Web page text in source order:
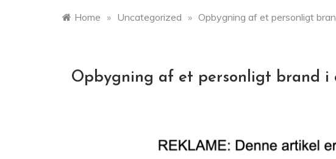
Home » Uncategorized » Opbygning af et personligt
Opbygning af et personligt brand i